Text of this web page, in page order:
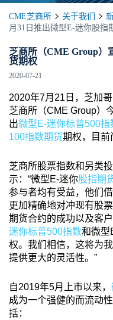
CME芝商所 关于我们
月31日推出微型E-迷你股指
芝商所（CME Group）
货期权
2020-07-21
2020年7月21日，芝加
芝商所（CME Group）
出微型E-迷你标普500指
100指数期货期权，目前
芝商所股票指数和另类
示：“微型E-迷你股指期
参与者均有受益，他们
更加精确地对冲现有股
期货合约的成功以及客
迷你标普500指数和微型
权。我们相信，这将为
提供更大的灵活性。”
自2019年5月上市以来，
成为一个强健的而流动
括：